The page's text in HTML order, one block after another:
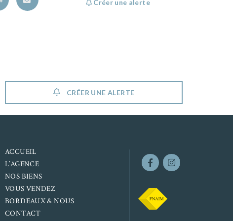
Créer une alerte
CRÉER UNE ALERTE
ACCUEIL
L’AGENCE
NOS BIENS
VOUS VENDEZ
BORDEAUX & NOUS
CONTACT